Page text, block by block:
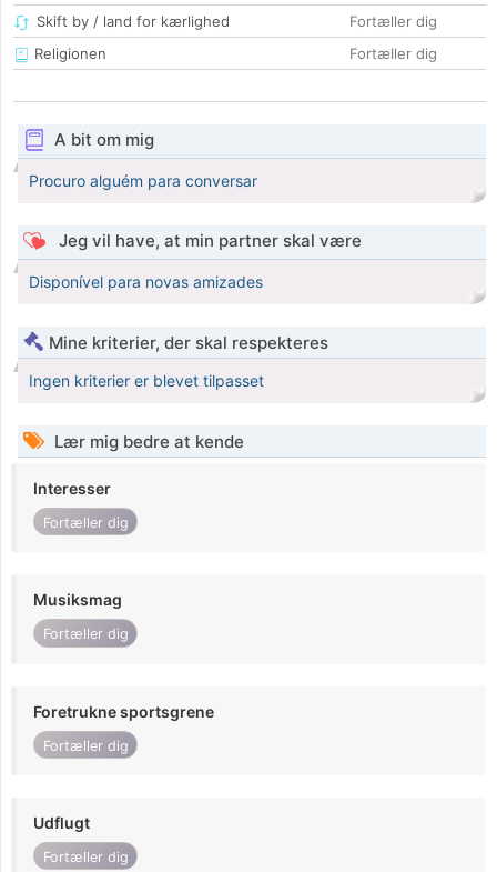
Skift by / land for kærlighed
Fortæller dig
Religionen
Fortæller dig
A bit om mig
Procuro alguém para conversar
Jeg vil have, at min partner skal være
Disponível para novas amizades
Mine kriterier, der skal respekteres
Ingen kriterier er blevet tilpasset
Lær mig bedre at kende
Interesser
Fortæller dig
Musiksmag
Fortæller dig
Foretrukne sportsgrene
Fortæller dig
Udflugt
Fortæller dig